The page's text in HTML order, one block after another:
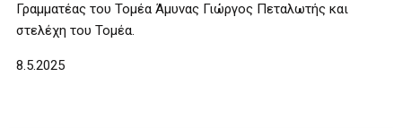
Γραμματέας του Τομέα Άμυνας Γιώργος Πεταλωτής και
στελέχη του Τομέα.
8.5.2025